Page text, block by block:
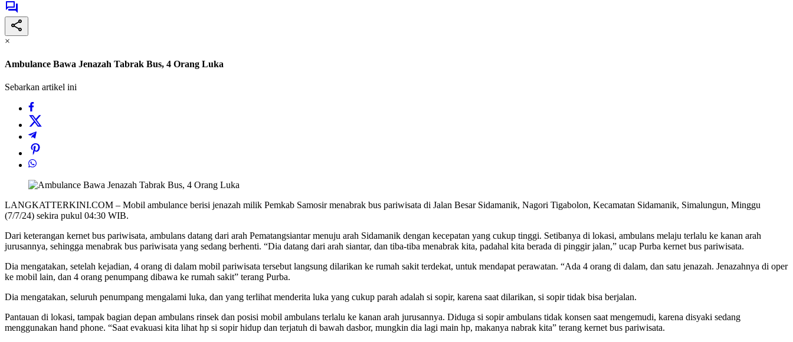
×
Ambulance Bawa Jenazah Tabrak Bus, 4 Orang Luka
Sebarkan artikel ini
LANGKATTERKINI.COM – Mobil ambulance berisi jenazah milik Pemkab Samosir menabrak bus pariwisata di Jalan Besar Sidamanik, Nagori Tigabolon, Kecamatan Sidamanik, Simalungun, Minggu
(7/7/24) sekira pukul 04:30 WIB.
Dari keterangan kernet bus pariwisata, ambulans datang dari arah Pematangsiantar menuju arah Sidamanik dengan kecepatan yang cukup tinggi. Setibanya di lokasi, ambulans melaju terlalu ke kanan arah
jurusannya, sehingga menabrak bus pariwisata yang sedang berhenti. “Dia datang dari arah siantar, dan tiba-tiba menabrak kita, padahal kita berada di pinggir jalan,” ucap Purba kernet bus pariwisata.
Dia mengatakan, setelah kejadian, 4 orang di dalam mobil pariwisata tersebut langsung dilarikan ke rumah sakit terdekat, untuk mendapat perawatan. “Ada 4 orang di dalam, dan satu jenazah. Jenazahnya di oper
ke mobil lain, dan 4 orang penumpang dibawa ke rumah sakit” terang Purba.
Dia mengatakan, seluruh penumpang mengalami luka, dan yang terlihat menderita luka yang cukup parah adalah si sopir, karena saat dilarikan, si sopir tidak bisa berjalan.
Pantauan di lokasi, tampak bagian depan ambulans rinsek dan posisi mobil ambulans terlalu ke kanan arah jurusannya. Diduga si sopir ambulans tidak konsen saat mengemudi, karena disyaki sedang
menggunakan hand phone. “Saat evakuasi kita lihat hp si sopir hidup dan terjatuh di bawah dasbor, mungkin dia lagi main hp, makanya nabrak kita” terang kernet bus pariwisata.